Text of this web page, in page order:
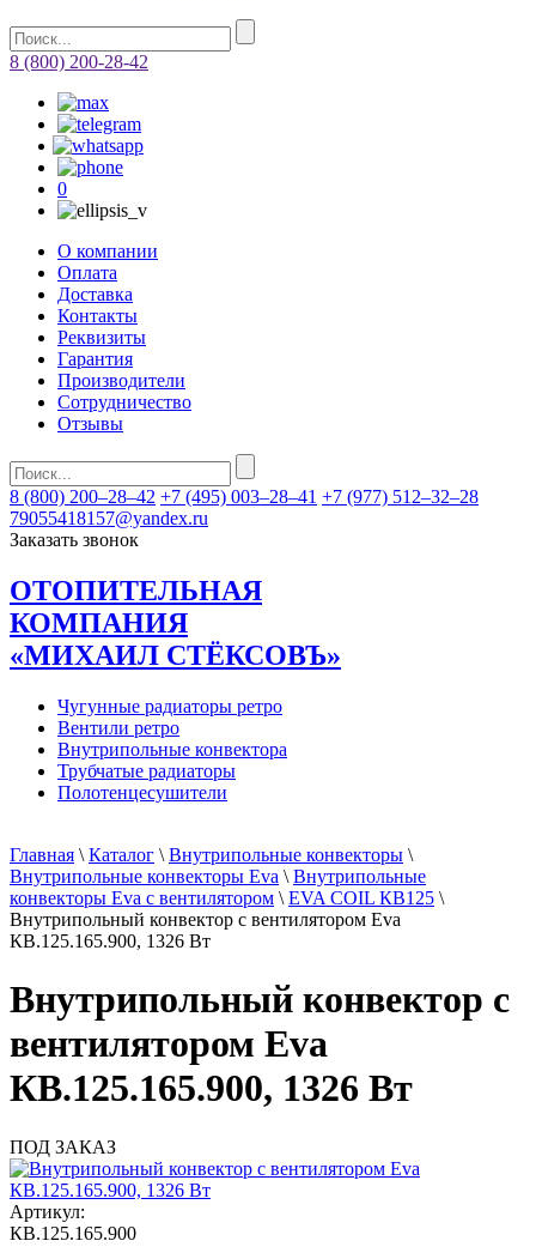
8 (800) 200-28-42
0
О компании
Оплата
Доставка
Контакты
Реквизиты
Гарантия
Производители
Сотрудничество
Отзывы
8 (800) 200–28–42 +7 (495) 003–28–41 +7 (977) 512–32–28
79055418157@yandex.ru
Заказать звонок
ОТОПИТЕЛЬНАЯ
КОМПАНИЯ
«МИХАИЛ СТЁКСОВЪ»
Чугунные радиаторы ретро
Вентили ретро
Внутрипольные конвектора
Трубчатые радиаторы
Полотенцесушители
Главная \ Каталог \ Внутрипольные конвекторы \
Внутрипольные конвекторы Eva \ Внутрипольные
конвекторы Eva с вентилятором \ EVA COIL КВ125 \
Внутрипольный конвектор с вентилятором Eva
КВ.125.165.900, 1326 Вт
Внутрипольный конвектор с
вентилятором Eva
КВ.125.165.900, 1326 Вт
ПОД ЗАКАЗ
Артикул:
КВ.125.165.900